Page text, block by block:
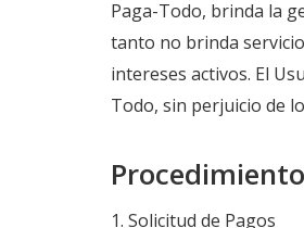
Paga-Todo, brinda la
tanto no brinda
intereses activos. El
Todo, sin perjuicio de
1. Solicitud de Pagos